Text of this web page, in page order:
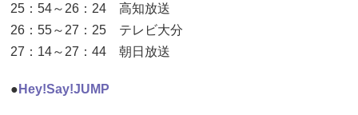
25：54～26：24 高知放送
26：55～27：25 テレビ大分
27：14～27：44 朝日放送
● Hey!Say!JUMP